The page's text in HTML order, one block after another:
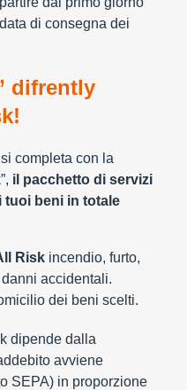
di consegna dei
difrently
completa con la
il pacchetto di servizi
tuoi beni in totale
Risk incendio, furto,
accidentali.
dei beni scelti.
dipende dalla
avviene
SEPA) in proporzione